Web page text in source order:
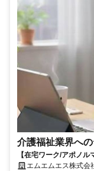
介護福祉業界へ
【在宅ワーク/アポノ
可】介護福祉業界への
エムエムエス株式会